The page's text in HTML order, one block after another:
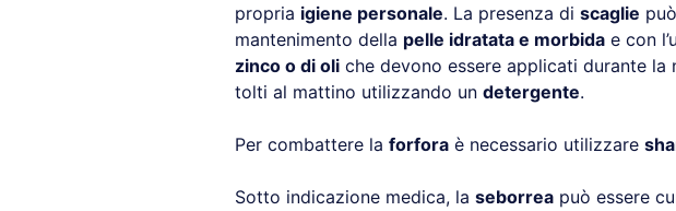
propria igiene personale. La presenza di scaglie
mantenimento della pelle idratata e morbidae con
zinco o di oliche devono essere applicati durante la
tolti al mattino utilizzando un detergente.
Per combattere la forforaè necessario utilizzare
Sotto indicazione medica, la seborreapuò essere